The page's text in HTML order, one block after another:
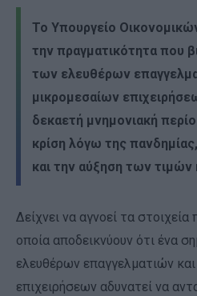
Το Υπουργείο
την πραγματικότητα που
των ελευθέρων
μικρομεσαίων
δεκαετή μνημονιακή
κρίση λόγω της
και την αύξηση των
Δείχνει να αγνοεί τα στοιχεία
οποία αποδεικνύουν ότι ένα
ελευθέρων επαγγελματιών
επιχειρήσεων αδυνατεί να